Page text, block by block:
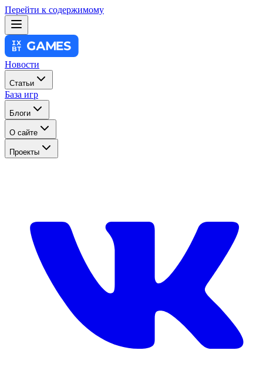
Перейти к содержимому
Новости
Статьи
База игр
Блоги
О сайте
Проекты